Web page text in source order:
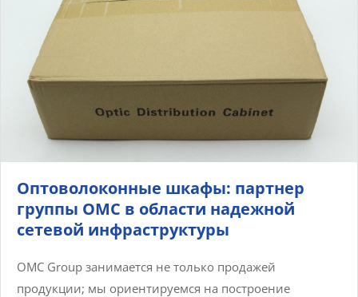
Оптоволоконные шкафы: партнер
группы OMC в области надежной
сетевой инфраструктуры
OMC Group занимается не только продажей
продукции; мы ориентируемся на построение